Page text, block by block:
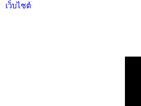
เว็บไซต์